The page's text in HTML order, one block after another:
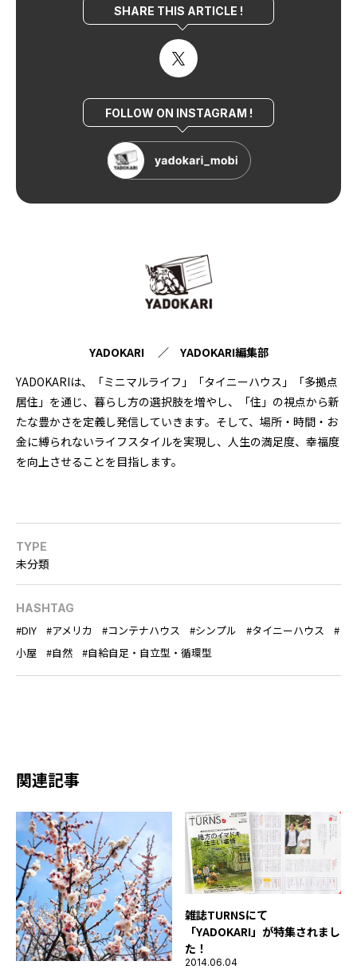
SHARE THIS ARTICLE !
FOLLOW ON INSTAGRAM !
YADOKARI ／ YADOKARI編集部
YADOKARIは、「ミニマルライフ」「タイニーハウス」「多拠点
居住」を通じ、暮らし方の選択肢を増やし、「住」の視点から新
たな豊かさを定義し発信していきます。そして、場所・時間・お
金に縛られないライフスタイルを実現し、人生の満足度、幸福度
を向上させることを目指します。
TYPE
未分類
HASHTAG
DIY アメリカ コンテナハウス シンプル
タイニーハウス
小屋
自然 自給自足・自立型・循環型
関連記事
雑誌TURNSにて
「YADOKARI」が特集されまし
た！
2014.06.04